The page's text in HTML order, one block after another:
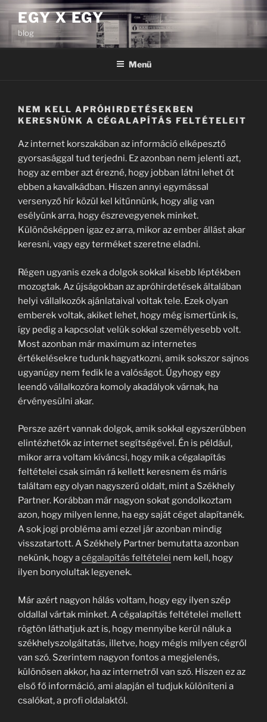
Tartalomhoz
EGY X EGY
blog
Menü
NEM KELL APRÓHIRDETÉSEKBEN
KERESNÜNK A CÉGALAPÍTÁS FELTÉTELEIT
Az internet korszakában az információ elképesztő
gyorsasággal tud terjedni. Ez azonban nem jelenti azt,
hogy az ember azt érezné, hogy jobban látni lehet őt
ebben a kavalkádban. Hiszen annyi egymással
versenyző hír közül kel kitűnnünk, hogy alig van
esélyünk arra, hogy észrevegyenek minket.
Különösképpen igaz ez arra, mikor az ember állást akar
keresni, vagy egy terméket szeretne eladni.
Régen ugyanis ezek a dolgok sokkal kisebb léptékben
mozogtak. Az újságokban az apróhirdetések általában
helyi vállalkozók ajánlataival voltak tele. Ezek olyan
emberek voltak, akiket lehet, hogy még ismertünk is,
így pedig a kapcsolat velük sokkal személyesebb volt.
Most azonban már maximum az internetes
értékelésekre tudunk hagyatkozni, amik sokszor sajnos
ugyanúgy nem fedik le a valóságot. Úgyhogy egy
leendő vállalkozóra komoly akadályok várnak, ha
érvényesülni akar.
Persze azért vannak dolgok, amik sokkal egyszerűbben
elintézhetők az internet segítségével. Én is például,
mikor arra voltam kíváncsi, hogy mik a cégalapítás
feltételei csak simán rá kellett keresnem és máris
találtam egy olyan nagyszerű oldalt, mint a Székhely
Partner. Korábban már nagyon sokat gondolkoztam
azon, hogy milyen lenne, ha egy saját céget alapítanék.
A sok jogi probléma ami ezzel jár azonban mindig
visszatartott. A Székhely Partner bemutatta azonban
nekünk, hogy acégalapítás feltételei nem kell, hogy
ilyen bonyolultak legyenek.
Már azért nagyon hálás voltam, hogy egy ilyen szép
oldallal vártak minket. A cégalapítás feltételei mellett
rögtön láthatjuk azt is, hogy mennyibe kerül náluk a
székhelyszolgáltatás, illetve, hogy mégis milyen cégről
van szó. Szerintem nagyon fontos a megjelenés,
különösen akkor, ha az internetről van szó. Hiszen ez az
első fő információ, ami alapján el tudjuk különíteni a
csalókat, a profi oldalaktól.